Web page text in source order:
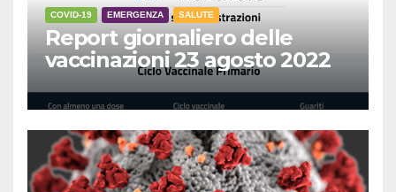
COVID-19 EMERGENZA SALUTE
Report giornaliero delle
vaccinazioni 23 agosto 2022